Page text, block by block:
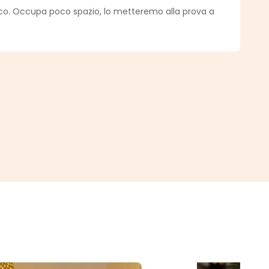
de 5 de 5 estrellas
Occupa poco spazio, lo metteremo alla prova a